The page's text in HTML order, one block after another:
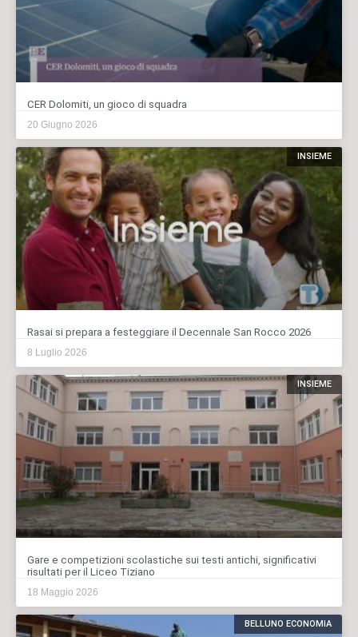
CER Dolomiti, un gioco di squadra
20 Giugno 2026
INSIEME
Rasai si prepara a festeggiare il Decennale San Rocco 2026
8 Luglio 2026
INSIEME
Gare e competizioni scolastiche sui testi antichi, significativi
risultati per il Liceo Tiziano
18 Maggio 2026
BELLUNO ECONOMIA